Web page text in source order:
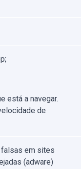
está a navegar.
de
falsas em sites
(adware)